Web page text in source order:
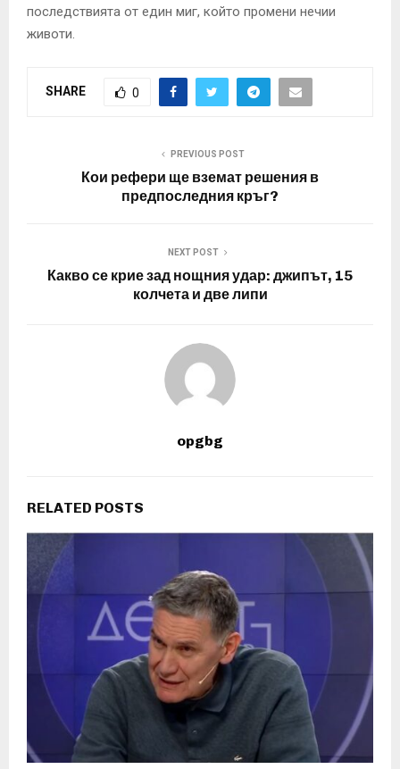
последствията от един миг, който промени нечии
животи.
SHARE 0
PREVIOUS POST
Кои рефери ще вземат решения в
предпоследния кръг?
NEXT POST
Какво се крие зад нощния удар: джипът, 15
колчета и две липи
opgbg
RELATED POSTS